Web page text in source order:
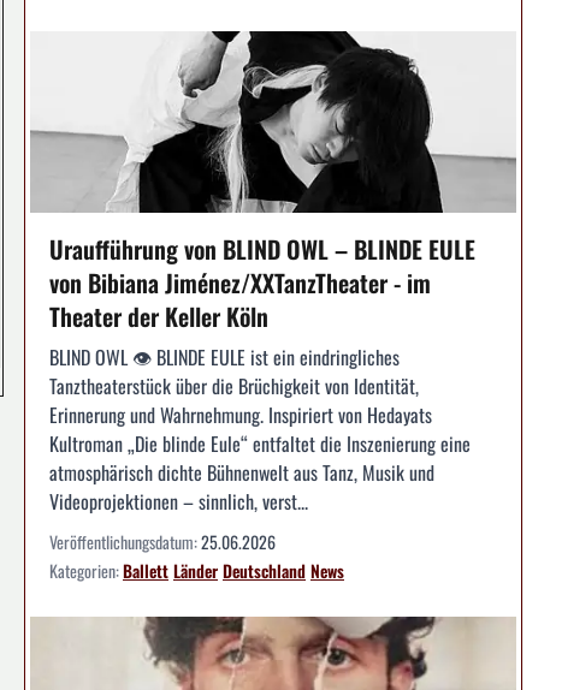
Uraufführung von BLIND OWL – BLINDE EULE
von Bibiana Jiménez/XXTanzTheater - im
Theater der Keller Köln
BLIND OWL 👁️ BLINDE EULE ist ein eindringliches
Tanztheaterstück über die Brüchigkeit von Identität,
Erinnerung und Wahrnehmung. Inspiriert von Hedayats
Kultroman „Die blinde Eule“ entfaltet die Inszenierung eine
atmosphärisch dichte Bühnenwelt aus Tanz, Musik und
Videoprojektionen – sinnlich, verst...
Veröffentlichungsdatum:25.06.2026
Kategorien:BallettLänderDeutschlandNews